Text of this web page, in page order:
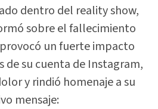
dentro del reality show,
sobre el fallecimiento
un fuerte impacto
de su cuenta de Instagram,
y rindió homenaje a su
mensaje: